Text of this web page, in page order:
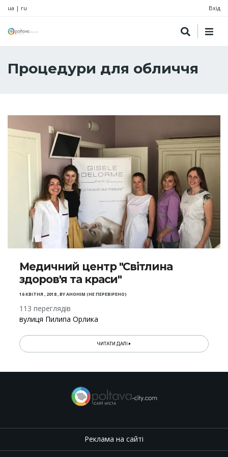
ua | ru Вхід
Процедури для обличчя
Медичний центр "Світлина
здоров'я та краси"
16 КВІТНЯ , 2018,BYАНОНІМ (НЕ ПЕРЕВІРЕНО)
113 переглядів
вулиця Пилипа Орлика
ЧИТАТИ ДАЛІ
Реклама на сайті